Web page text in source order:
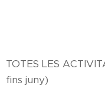
TOTES LES
fins juny)